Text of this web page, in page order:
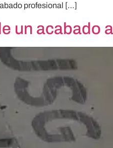
profesional […]
un acabado